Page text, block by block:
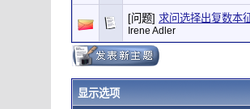
[问题] 求问选择出复数本
Irene Adler
显示选项